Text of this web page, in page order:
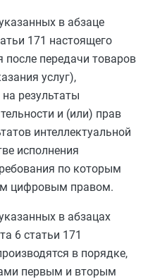
в абзаце
171 настоящего
после передачи товаров
услуг),
результаты
и (или) прав
интеллектуальной
исполнения
по которым
цифровым правом.
в абзацах
6 статьи 171
в порядке,
первым и вторым